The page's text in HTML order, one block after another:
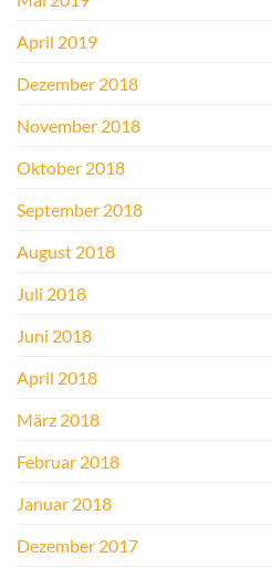
April 2019
Dezember 2018
November 2018
Oktober 2018
September 2018
August 2018
Juli 2018
Juni 2018
April 2018
März 2018
Februar 2018
Januar 2018
Dezember 2017